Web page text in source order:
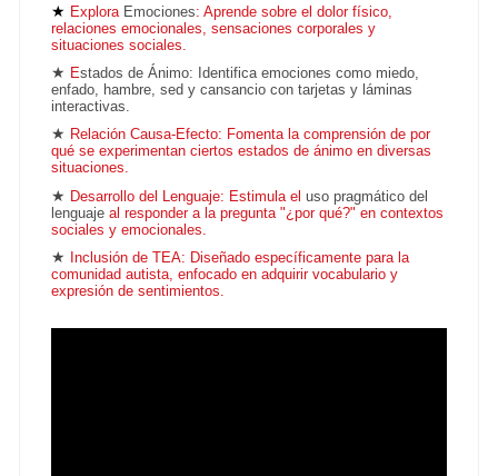
★ Explora Emociones: Aprende sobre el dolor físico,
relaciones emocionales, sensaciones corporales y
situaciones sociales.
★ Estados de Ánimo: Identifica emociones como miedo,
enfado, hambre, sed y cansancio con tarjetas y láminas
interactivas.
★ Relación Causa-Efecto: Fomenta la comprensión de por
qué se experimentan ciertos estados de ánimo en diversas
situaciones.
★ Desarrollo del Lenguaje: Estimula eluso pragmático del
lenguaje al responder a la pregunta "¿por qué?" en contextos
sociales y emocionales.
★
Inclusión de TEA: Diseñado específicamente para la
comunidad autista, enfocado en adquirir vocabulario y
expresión de sentimientos.